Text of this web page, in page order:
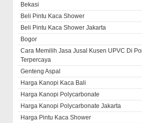
Bekasi
Beli Pintu Kaca Shower
Beli Pintu Kaca Shower Jakarta
Bogor
Cara Memilih Jasa Jusal Kusen UPVC Di
Terpercaya
Genteng Aspal
Harga Kanopi Kaca Bali
Harga Kanopi Polycarbonate
Harga Kanopi Polycarbonate Jakarta
Harga Pintu Kaca Shower